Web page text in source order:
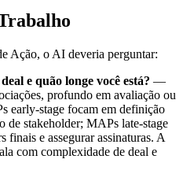
Ação, o AI deveria perguntar:
e quão longe você está? —
profundo em avaliação ou
early-stage focam em definição
de stakeholder; MAPs late-stage
finais e assegurar assinaturas. A
com complexidade de deal e